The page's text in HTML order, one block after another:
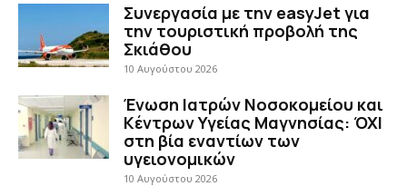
Συνεργασία με την easyJet για
την τουριστική προβολή της
Σκιάθου
10 Αυγούστου 2026
Ένωση Ιατρών Νοσοκομείου και
Κέντρων Υγείας Μαγνησίας: ΌΧΙ
στη βία εναντίων των
υγειονομικών
10 Αυγούστου 2026